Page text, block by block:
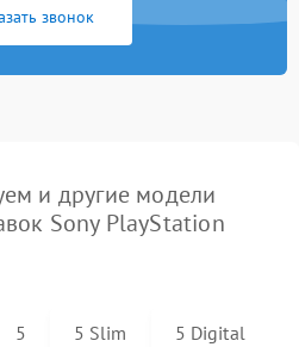
звонок
и другие модели
Sony PlayStation
5 5 Slim 5 Digital